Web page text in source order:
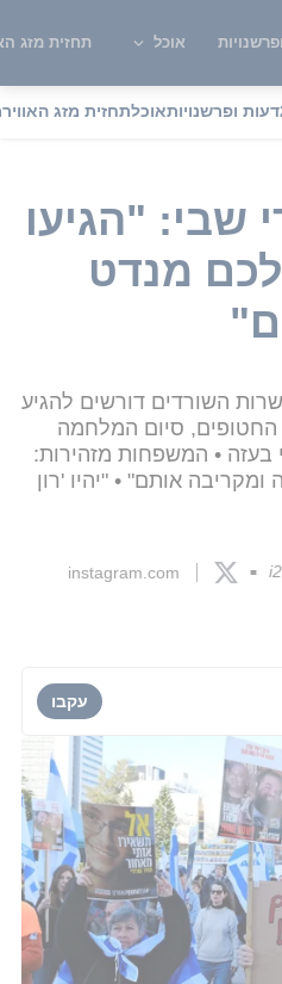
אוכל תחזית מזג
דעות ופרשנויותאוכלתחזית מזג האוויר
שבי: "הגיעו
מנדט
השורדים דורשים להגיע
סיום המלחמה
בעזה • המשפחות מזהירות:
אותם" • "יהיו 'רון
■
instagram.com
עקבו